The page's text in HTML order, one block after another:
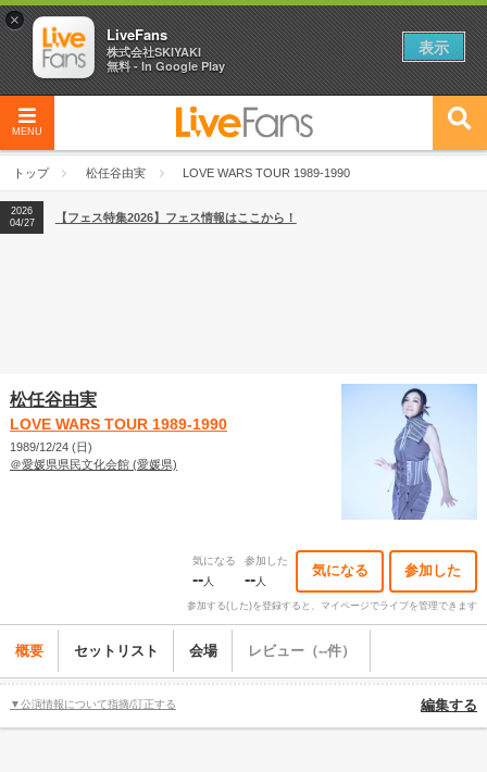
MENU
トップ 松任谷由実 LOVE WARS TOUR 1989-1990
2026
04/27
2026
【ライブ動員ランキング】2026年上半期編発表！
2026
04/27
【フェス特集2026】フェス情報はここから！
松任谷由実
LOVE WARS TOUR 1989-1990
1989/12/24 (日)
＠愛媛県県民文化会館 (愛媛県)
気になる
--人
参加した
--人
気になる 参加した
参加する(した)を登録すると、マイページでライブを管理できます
概要 セットリスト 会場 レビュー（--件）
▼公演情報について指摘/訂正する 編集する
×
LiveFans
株式会社SKIYAKI
無料 - In Google Play
表示